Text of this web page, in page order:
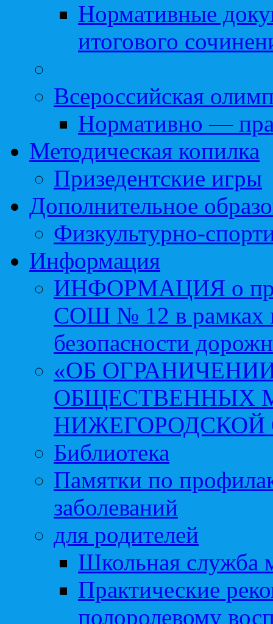
Нормативные
итогового
Всероссийская
Нормативно —
Методическая копилка
Призедентские игры
Дополнительное
Физкультурно-
Информация
ИНФОРМАЦИЯ о
СОШ № 12 в рамках
безопасности
«ОБ
ОБЩЕСТВЕННЫХ
НИЖЕГОРОДСКОЙ
Библиотека
Памятки по
заболеваний
для родителей
Школьная служба
Практические
полоролевому